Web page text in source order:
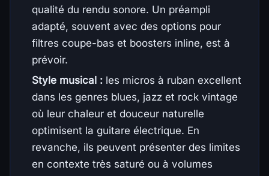
qualité du rendu sonore. Un préampli
adapté, souvent avec des options pour
filtres coupe-bas et boosters inline, est à
prévoir.
Style musical : les micros à ruban excellent
dans les genres blues, jazz et rock vintage
où leur chaleur et douceur naturelle
optimisent la guitare électrique. En
revanche, ils peuvent présenter des limites
en contexte très saturé ou à volumes